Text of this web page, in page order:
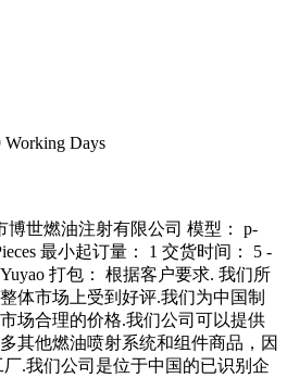
Working Days
博世燃油注射有限公司 模型： p-
最小起订量： 1 交货时间： 5 -
打包： 根据客户要求. 我们所
体市场上受到好评.我们为中国制
场合理的价格.我们公司可以提供
其他燃油喷射系统和组件商品，因
.我们公司是位于中国的已识别企